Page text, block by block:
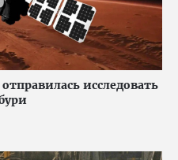
исследовать